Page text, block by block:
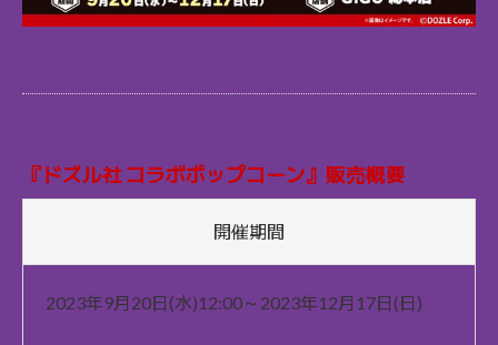
『ドズル社 コラボポップコーン』販売概要
開催期間
2023年9月20日(水)12:00～2023年12月17日(日)